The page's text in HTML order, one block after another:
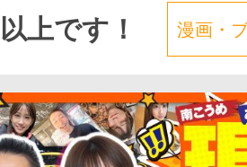
上です！ 漫画・